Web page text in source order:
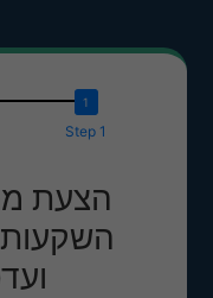
Step 1
הצעת
השקעות